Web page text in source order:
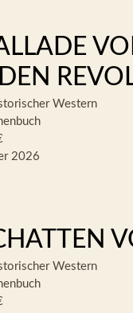
Western
2026
Western